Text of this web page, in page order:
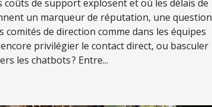
coûts de support explosent et où les délais de
un marqueur de réputation, une question
comités de direction comme dans les équipes
privilégier le contact direct, ou basculer
les chatbots ? Entre...